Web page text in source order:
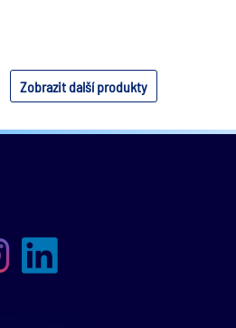
Zobrazit další produkty